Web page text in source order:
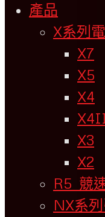
產品
X系列
X7
X5
X4
X3
X2
R5 競
NX系